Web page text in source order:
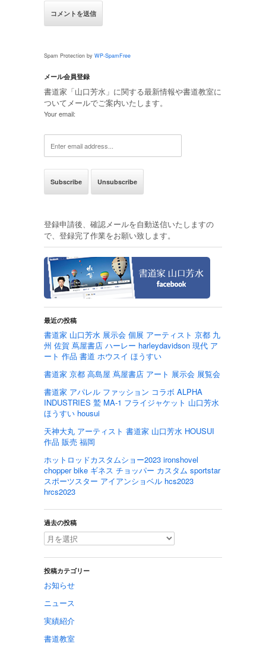
Spam Protection by WP-SpamFree
メール会員登録
書道家「山口芳水」に関する最新情報や書道教室に
ついてメールでご案内いたします。
Your email:
登録申請後、確認メールを自動送信いたしますの
で、登録完了作業をお願い致します。
最近の投稿
書道家 山口芳水 展示会 個展 アーティスト 京都 九
州 佐賀 蔦屋書店 ハーレー harleydavidson 現代 ア
ート 作品 書道 ホウスイ ほうすい
書道家 京都 高島屋 蔦屋書店 アート 展示会 展覧会
書道家 アパレル ファッション コラボ ALPHA
INDUSTRIES 鷲 MA-1 フライジャケット 山口芳水
ほうすい housui
天神大丸 アーティスト 書道家 山口芳水 HOUSUI
作品 販売 福岡
ホットロッドカスタムショー2023 ironshovel
chopper bike ギネス チョッパー カスタム sportstar
スポーツスター アイアンショベル hcs2023
hrcs2023
過去の投稿
投稿カテゴリー
お知らせ
ニュース
実績紹介
書道教室